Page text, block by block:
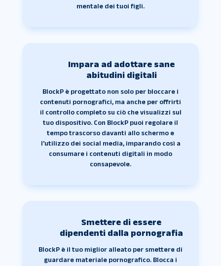
mentale dei tuoi figli.
Impara ad adottare sane
abitudini digitali
BlockP è progettato non solo per bloccare i
contenuti pornografici, ma anche per offrirti
il controllo completo su ciò che visualizzi sul
tuo dispositivo. Con BlockP puoi regolare il
tempo trascorso davanti allo schermo e
l'utilizzo dei social media, imparando così a
consumare i contenuti digitali in modo
consapevole.
Smettere di essere
dipendenti dalla pornografia
BlockP è il tuo miglior alleato per smettere di
guardare materiale pornografico. Blocca i